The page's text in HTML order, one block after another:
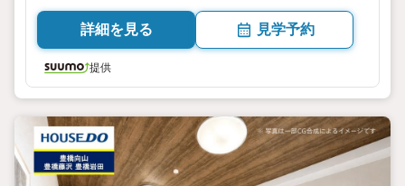
詳細を見る 見学予約
提供